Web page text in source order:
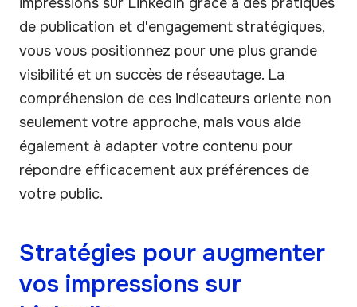
de publication et d'engagement stratégiques,
vous vous positionnez pour une plus grande
visibilité et un succès de réseautage. La
compréhension de ces indicateurs oriente non
seulement votre approche, mais vous aide
également à adapter votre contenu pour
répondre efficacement aux préférences de
votre public.
Stratégies pour augmenter
vos impressions sur